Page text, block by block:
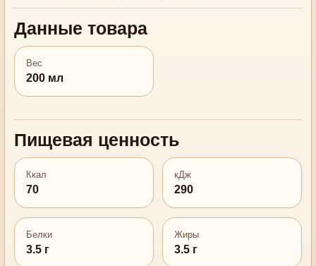
Данные товара
Вес
200 мл
Пищевая ценность
Ккал
70
кДж
290
Белки
3.5 г
Жиры
3.5 г